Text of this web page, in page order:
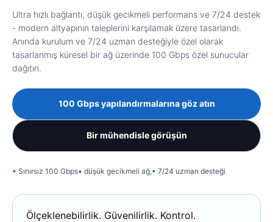
Ultra hızlı bağlantı, düşük gecikmeli performans ve 7/24 destek
- modern altyapının taleplerini karşılamak üzere tasarlandı.
Anında kurulum ve 7/24 uzman desteğiyle özel olarak
tasarlanmış küresel bir ağ üzerinde 100 Gbps özel sunucular
dağıtın.
100 Gbps yapılandırmalarına göz atın
Bir mühendisle görüşün
Sınırsız 100 Gbps düşük gecikmeli ağ, 7/24 uzman desteği
Ölçeklenebilirlik. Güvenilirlik. Kontrol.